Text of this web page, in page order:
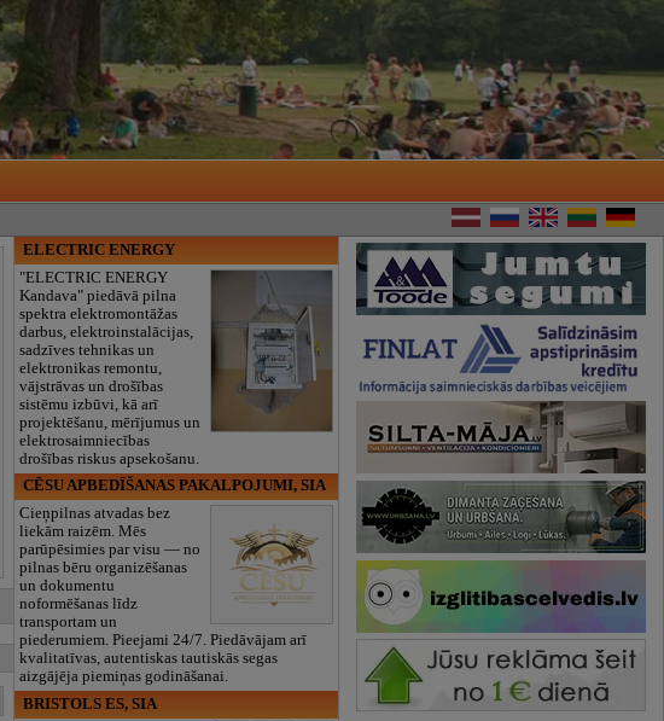
ELECTRIC ENERGY
"ELECTRIC ENERGY
Kandava" piedāvā pilna
spektra elektromontāžas
darbus, elektroinstalācijas,
sadzīves tehnikas un
elektronikas remontu,
vājstrāvas un drošības
sistēmu izbūvi, kā arī
projektēšanu, mērījumus un
elektrosaimniecības
drošības riskus apsekošanu.
CĒSU APBEDĪŠANAS PAKALPOJUMI, SIA
Cieņpilnas atvadas bez
liekām raizēm. Mēs
parūpēsimies par visu — no
pilnas bēru organizēšanas
un dokumentu
noformēšanas līdz
transportam un
piederumiem. Pieejami 24/7. Piedāvājam arī
kvalitatīvas, autentiskas tautiskās segas
aizgājēja piemiņas godināšanai.
BRISTOLS ES, SIA